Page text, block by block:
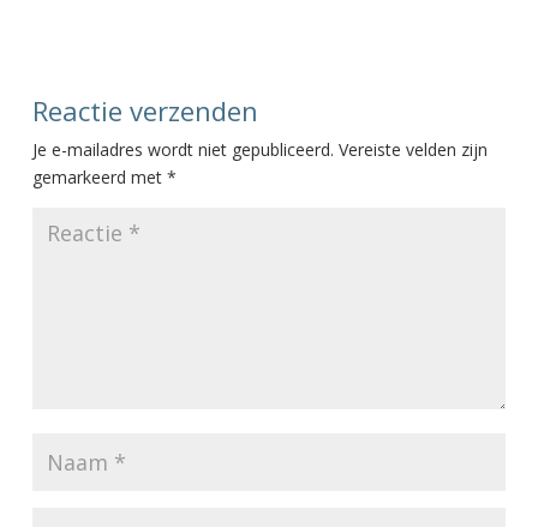
Reactie verzenden
Je e-mailadres wordt niet gepubliceerd. Vereiste velden zijn
gemarkeerd met *